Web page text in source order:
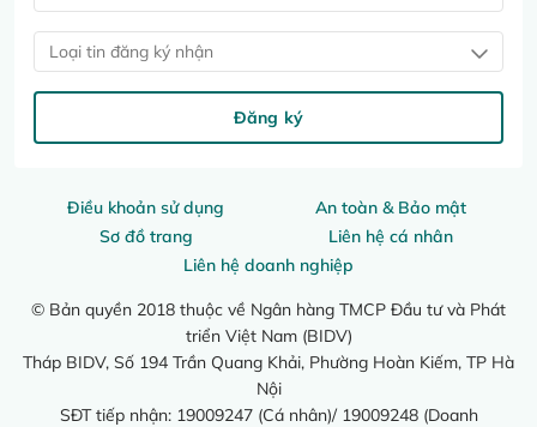
Điều khoản sử dụng
An toàn & Bảo mật
Sơ đồ trang
Liên hệ cá nhân
Liên hệ doanh nghiệp
© Bản quyền 2018 thuộc về Ngân hàng TMCP Đầu tư và Phát
triển Việt Nam (BIDV)
Tháp BIDV, Số 194 Trần Quang Khải, Phường Hoàn Kiếm, TP Hà
Nội
SĐT tiếp nhận: 19009247 (Cá nhân)/ 19009248 (Doanh
Loại tin đăng ký nhận
Đăng ký